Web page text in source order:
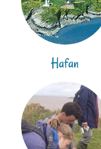
Hafan